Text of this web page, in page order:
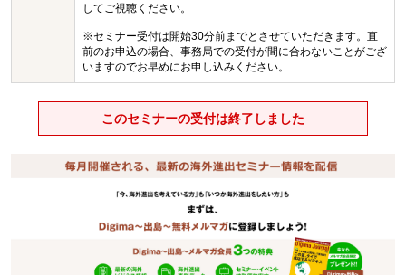
してご視聴ください。
※セミナー受付は開始30分前までとさせていただきます。直
前のお申込の場合、事務局での受付が間に合わないことがござ
いますのでお早めにお申し込みください。
このセミナーの受付は終了しました